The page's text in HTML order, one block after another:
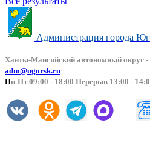
Администрация города
Ханты-Мансийский автономный округ
adm@ugorsk.ru
Пн-Пт 09:00 - 18:00 Перерыв 13:00 -